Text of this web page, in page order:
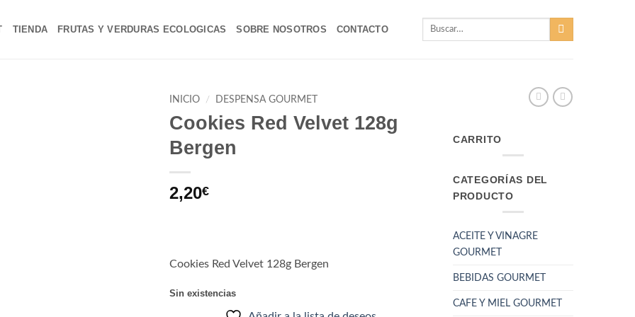
TIENDA FRUTAS Y VERDURAS ECOLOGICAS SOBRE NOSOTROS CONTACTO
Buscar
INICIO / DESPENSA GOURMET
Cookies Red Velvet 128g
Bergen
2,20€
Cookies Red Velvet 128g Bergen
Sin existencias
CARRITO
CATEGORÍAS DEL
PRODUCTO
ACEITE Y VINAGRE
GOURMET
BEBIDAS GOURMET
CAFE Y MIEL GOURMET